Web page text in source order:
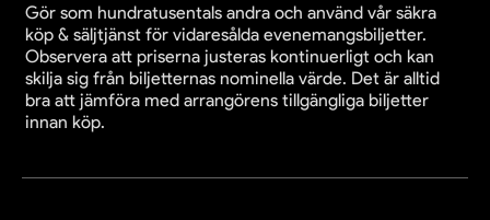
Gör som hundratusentals andra och använd vår säkra
köp & säljtjänst för vidaresålda evenemangsbiljetter.
Observera att priserna justeras kontinuerligt och kan
skilja sig från biljetternas nominella värde. Det är alltid
bra att jämföra med arrangörens tillgängliga biljetter
innan köp.